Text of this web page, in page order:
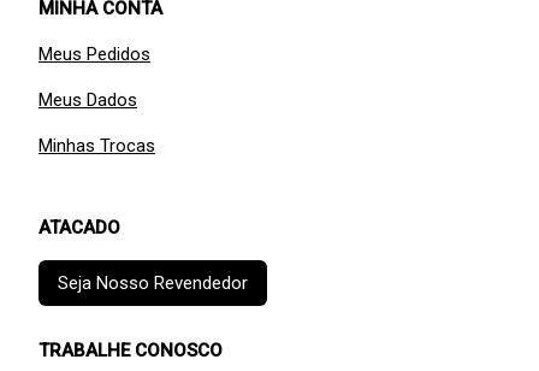
MINHA CONTA
Meus Pedidos
Meus Dados
Minhas Trocas
ATACADO
Seja Nosso Revendedor
TRABALHE CONOSCO